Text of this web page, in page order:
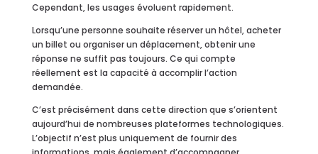
Cependant, les usages évoluent rapidement.
Lorsqu’une personne souhaite réserver un hôtel, acheter
un billet ou organiser un déplacement, obtenir une
réponse ne suffit pas toujours. Ce qui compte
réellement est la capacité à accomplir l’action
demandée.
C’est précisément dans cette direction que s’orientent
aujourd’hui de nombreuses plateformes technologiques.
L’objectif n’est plus uniquement de fournir des